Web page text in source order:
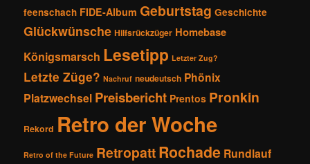
feenschach FIDE-Album Geburtstag Geschichte
Glückwünsche Hilfsrückzüger Homebase
Königsmarsch Lesetipp Letzter Zug?
Letzte Züge? Nachruf neudeutsch Phönix
Platzwechsel Preisbericht Prentos Pronkin
Rekord Retro der Woche
Retro of the Future RetropattRochade Rundlauf